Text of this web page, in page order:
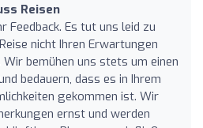
Reisen
Feedback. Es tut uns leid zu
nicht Ihren Erwartungen
bemühen uns stets um einen
bedauern, dass es in Ihrem
gekommen ist. Wir
ernst und werden